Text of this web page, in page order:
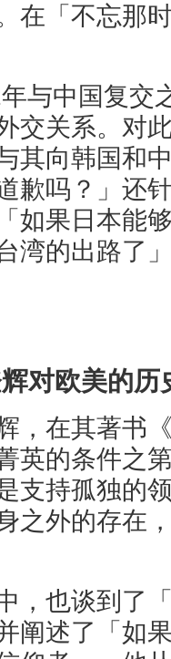
在「不忘那
与中国复交
交关系。对
其向韩国和
歉吗？」还
如果日本能
湾的出路了
对欧美的历
，在其著书
英的条件之
支持孤独的
之外的存在
，也谈到了
阐述了「如